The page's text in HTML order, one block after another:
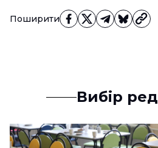
Поширити
Вибір